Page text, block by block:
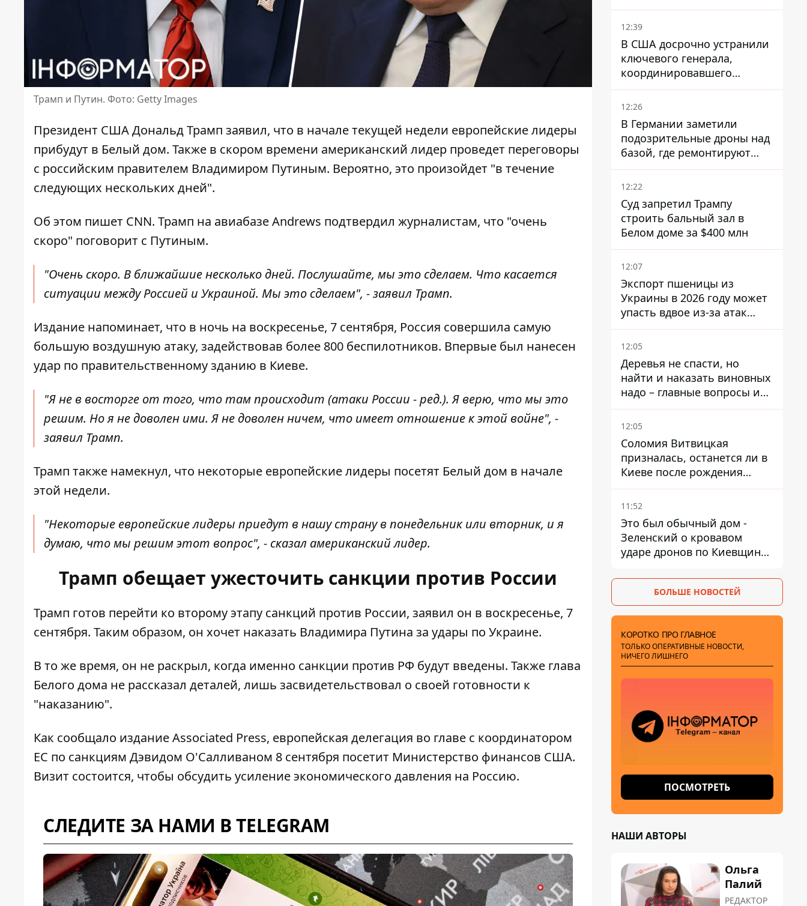
Трамп и Путин. Фото: Getty Images
Президент СШАДональд Трамп заявил, что в начале текущей недели европейские лидеры
прибудут в Белый дом. Также в скором времени американский лидер проведет переговоры
с российским правителем Владимиром Путиным. Вероятно, это произойдет "в течение
следующих нескольких дней".
Об этом пишет CNN. Трамп на авиабазе Andrews подтвердил журналистам, что "очень
скоро" поговорит с Путиным.
"Очень скоро. В ближайшие несколько дней. Послушайте, мы это сделаем. Что касается
ситуации между Россией и Украиной. Мы это сделаем", - заявил Трамп.
Издание напоминает, что в ночь на воскресенье, 7 сентября, Россия совершила самую
большую воздушную атаку, задействовав более 800 беспилотников. Впервые был нанесен
удар по правительственному зданию в Киеве.
"Я не в восторге от того, что там происходит (атаки России - ред.). Я верю, что мы это
решим. Но я не доволен ими. Я не доволен ничем, что имеет отношение к этой войне", -
заявил Трамп.
Трамп также намекнул, что некоторые европейские лидеры посетят Белый дом в начале
этой недели.
"Некоторые европейские лидеры приедут в нашу страну в понедельник или вторник, и я
думаю, что мы решим этот вопрос", - сказал американский лидер.
Трамп обещает ужесточить санкции против России
Трамп готов перейти ко второму этапу санкций против России, заявил он в воскресенье, 7
сентября. Таким образом, он хочет наказать Владимира Путина за удары по Украине.
В то же время, он не раскрыл, когда именно санкции против РФ будут введены. Также глава
Белого дома не рассказал деталей, лишь засвидетельствовал о своей готовности к
"наказанию".
Как сообщало изданиеAssociated Press, европейская делегация во главе с координатором
ЕС по санкциям Дэвидом О'Салливаном 8 сентября посетит Министерство финансов США.
Визит состоится, чтобы обсудить усиление экономического давления на Россию.
СЛЕДИТЕ ЗА НАМИ В TELEGRAM
12:39
В США досрочно устранили
ключевого генерала,
координировавшего
поддержку Украины -
причину умалчивают
12:26
В Германии заметили
подозрительные дроны над
базой, где ремонтируют
Patriot - СМИ
12:22
Суд запретил Трампу
строить бальный зал в
Белом доме за $400 млн
12:07
Экспорт пшеницы из
Украины в 2026 году может
упасть вдвое из-за атак
россиян по портам
12:05
Деревья не спасти, но
найти и наказать виновных
надо – главные вопросы и
выводы из конфликта на
Теремках
12:05
Соломия Витвицкая
призналась, останется ли в
Киеве после рождения
ребенка
11:52
Это был обычный дом -
Зеленский о кровавом
ударе дронов по Киевщине,
бабушка и их малолетний
БОЛЬШЕ НОВОСТЕЙ
КОРОТКО ПРО ГЛАВНОЕ
ТОЛЬКО ОПЕРАТИВНЫЕ НОВОСТИ,
НИЧЕГО ЛИШНЕГО
ПОСМОТРЕТЬ
НАШИ АВТОРЫ
Ольга
Палий
РЕДАКТОР